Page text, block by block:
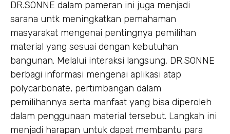
DR.SONNE dalam pameran ini juga menjadi
sarana untk meningkatkan pemahaman
masyarakat mengenai pentingnya pemilihan
material yang sesuai dengan kebutuhan
bangunan. Melalui interaksi langsung, DR.SONNE
berbagi informasi mengenai aplikasi atap
polycarbonate, pertimbangan dalam
pemilihannya serta manfaat yang bisa diperoleh
dalam penggunaan material tersebut. Langkah ini
menjadi harapan untuk dapat membantu para